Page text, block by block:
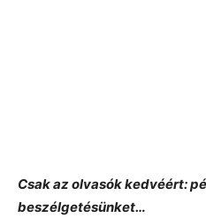
Csak az olvasók kedvéért:
beszélgetésünket…